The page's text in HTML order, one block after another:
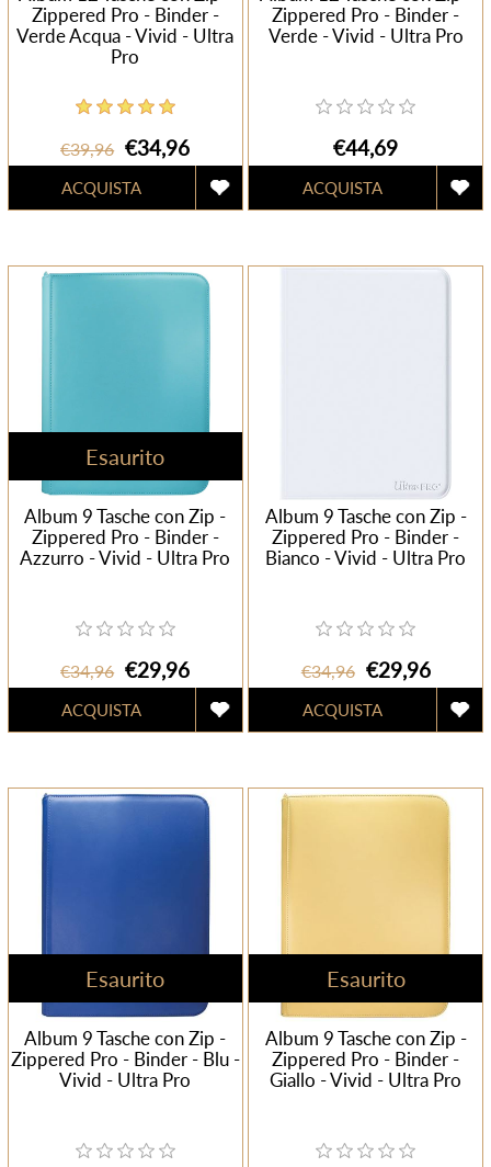
Zippered Pro - Binder -
Verde Acqua - Vivid - Ultra
Pro
€39,96 €34,96
Zippered Pro - Binder -
Verde - Vivid - Ultra Pro
€44,69
Esaurito
Album 9 Tasche con Zip -
Zippered Pro - Binder -
Azzurro - Vivid - Ultra Pro
€34,96 €29,96
Album 9 Tasche con Zip -
Zippered Pro - Binder -
Bianco - Vivid - Ultra Pro
€34,96 €29,96
Esaurito
Album 9 Tasche con Zip -
Zippered Pro - Binder - Blu -
Vivid - Ultra Pro
Esaurito
Album 9 Tasche con Zip -
Zippered Pro - Binder -
Giallo - Vivid - Ultra Pro